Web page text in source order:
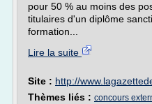
pour 50 % au moins des
titulaires d'un diplôme
formation...
Lire la suite
Site : http://
Thèmes liés : concours